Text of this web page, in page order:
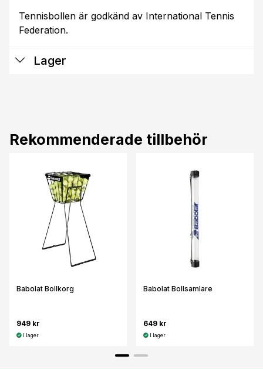
Tennisbollen är godkänd av International Tennis
Federation.
Lager
Rekommenderade tillbehör
Babolat Bollkorg
949 kr
I lager
Babolat Bollsamlare
649 kr
I lager